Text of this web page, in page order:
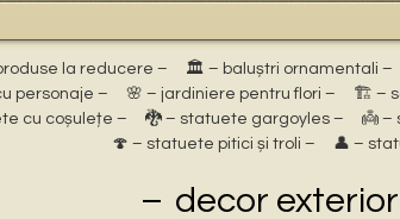
la reducere – 🏛 – baluștri ornamentali –
personaje – 🌸 – jardiniere pentru flori – 🏗 –
cu coșulețe – 🐉 – statuete gargoyles – 👼 –
🍄 – statuete pitici și troli –
👤 –
decor